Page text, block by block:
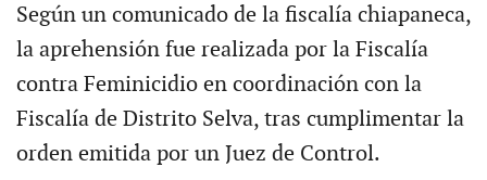
Según un comunicado de la fiscalía chiapaneca,
la aprehensión fue realizada por la Fiscalía
contra Feminicidio en coordinación con la
Fiscalía de Distrito Selva, tras cumplimentar la
orden emitida por un Juez de Control.